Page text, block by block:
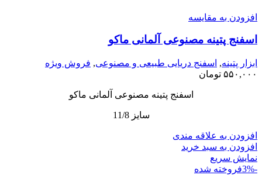
افزودن به مقایسه
اسفنج پتینه مصنوعی آلمانی ماکو
ابزار پتینه, اسفنج دریایی طبیعی و مصنوعی, فروش ویژه
۵۵۰,۰۰۰ تومان
اسفنج پتینه مصنوعی آلمانی ماکو
سایز 11/8
افزودن به علاقه مندی
افزودن به سبد خرید
نمایش سریع
-3%
فروخته شده